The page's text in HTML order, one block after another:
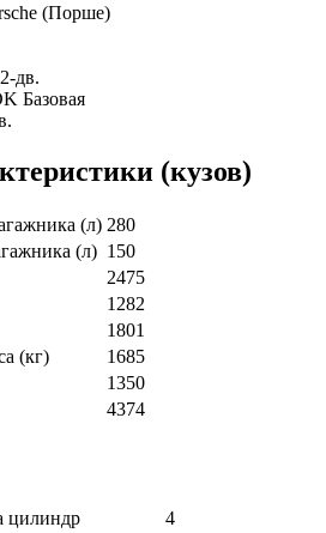
(Порше)
дв.
Базовая
(кузов)
(л) 280
(л) 150
2475
1282
1801
(кг)
1685
1350
4374
цилиндр
4